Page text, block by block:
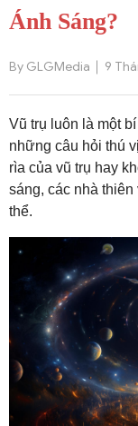
Ánh Sáng?
By GLGMedia 9
Vũ trụ luôn là một
những câu hỏi thú
rìa của vũ trụ hay
sáng, các nhà
thể.